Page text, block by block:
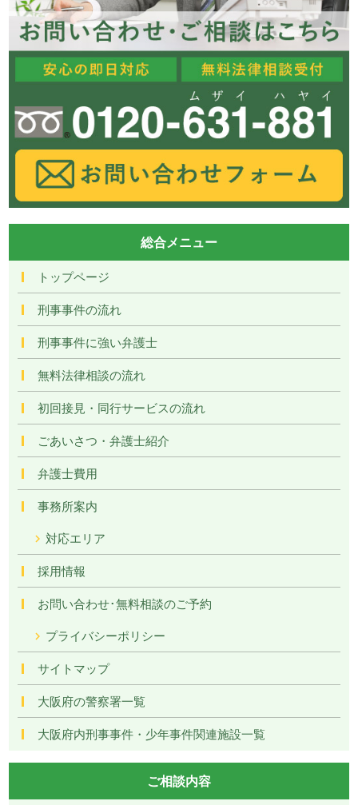
総合メニュー
トップページ
刑事事件の流れ
刑事事件に強い弁護士
無料法律相談の流れ
初回接見・同行サービスの流れ
ごあいさつ・弁護士紹介
弁護士費用
事務所案内
対応エリア
採用情報
お問い合わせ･無料相談のご予約
プライバシーポリシー
サイトマップ
大阪府の警察署一覧
大阪府内刑事事件・少年事件関連施設一覧
ご相談内容